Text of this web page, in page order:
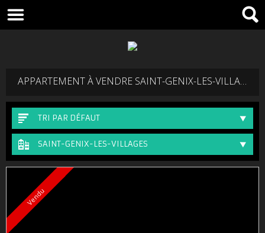
APPARTEMENT À VENDRE SAINT-GENIX-LES-VILLAGES
TRI PAR DÉFAUT
SAINT-GENIX-LES-VILLAGES
Vendu